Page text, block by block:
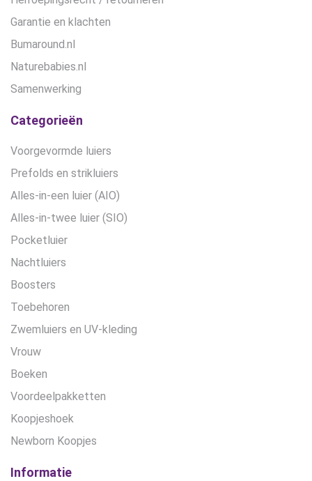
Garantie en klachten
Bumaround.nl
Naturebabies.nl
Samenwerking
Categorieën
Voorgevormde luiers
Prefolds en strikluiers
Alles-in-een luier (AIO)
Alles-in-twee luier (SIO)
Pocketluier
Nachtluiers
Boosters
Toebehoren
Zwemluiers en UV-kleding
Vrouw
Boeken
Voordeelpakketten
Koopjeshoek
Newborn Koopjes
Informatie